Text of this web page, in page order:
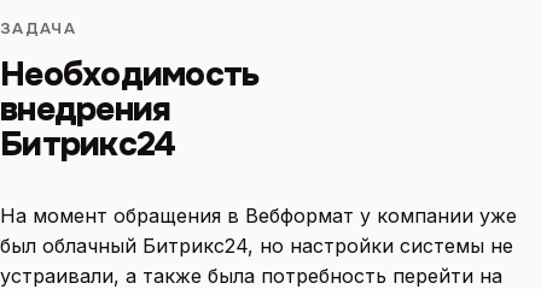
ЗАДАЧА
Необходимость
внедрения
Битрикс24
На момент обращения в Вебформат у компании уже
был облачный Битрикс24, но настройки системы не
устраивали, а также была потребность перейти на